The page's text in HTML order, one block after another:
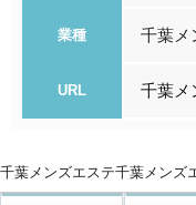
業種 千葉メ
URL 千葉メ
千葉メンズエステ千葉メンズ